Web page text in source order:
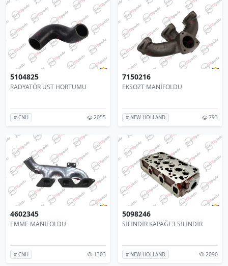
5104825
RADYATÖR ÜST HORTUMU
# CNH 2055
7150216
EKSOZT MANİFOLDU
# NEW HOLLAND 793
4602345
EMME MANIFOLDU
# CNH 1303
5098246
SİLİNDİR KAPAĞI 3 SİLİNDİR
# NEW HOLLAND 2090